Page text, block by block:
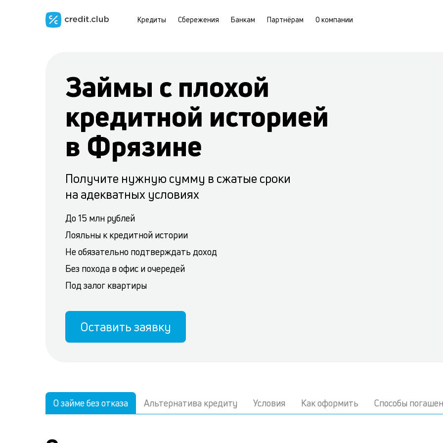
Кредиты Сбережения Банкам Партнёрам О компании
Займы с плохой
кредитной историей
в Фрязине
Получите нужную сумму в сжатые сроки
на адекватных условиях
До 15 млн рублей
Лояльны к кредитной истории
Не обязательно подтверждать доход
Без похода в офис и очередей
Под залог квартиры
Оставить заявку
О займе без отказа Альтернатива кредиту Условия Как оформить Способы